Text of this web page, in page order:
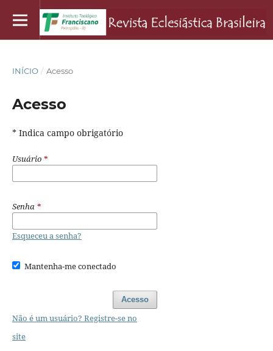
INÍCIO / Acesso
Acesso
* Indica campo obrigatório
Usuário *
Senha *
Esqueceu a senha?
Mantenha-me conectado
Acesso
Não é um usuário? Registre-se no
site